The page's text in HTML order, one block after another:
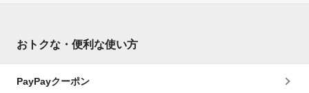
おトクな・便利な使い方
PayPayクーポン